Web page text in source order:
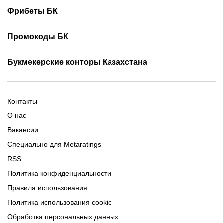
Скачать Париматч
Фрибеты БК
Промокоды БК
Промокоды Париматч
Промокоды Ubet
Букмекерские конторы Казахстана
Обзор Олимпбет
Обзор Ubet
Контакты
О нас
Вакансии
Специально для Metaratings
RSS
Политика конфиденциальности
Правила использования
Политика использования cookie
Обработка персональных данных